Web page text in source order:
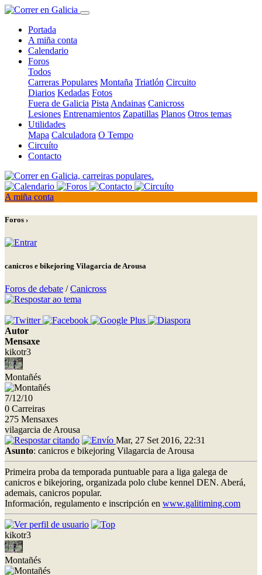
Portada
A miña conta
Calendario
Foros
Todos
Carreras Populares Montaña Triatlón Circuito
Diarios Kedadas Fotos
Fuera de Galicia Pista Andainas Canicross
Lesiones Entrenamientos Zapatillas Planos Otros temas
Utilidades
Mapa Calculadora O Tempo
Circuíto
Contacto
A miña conta
Foros ›
canicros e bikejoring Vilagarcia de Arousa
Foros de debate /Canicross
Autor
Mensaxe
kikotr3
Montañés
7/12/10
0 Carreiras
275 Mensaxes
vilagarcia de Arousa
Mar, 27 Set 2016, 22:31
Asunto: canicros e bikejoring Vilagarcia de Arousa
Primeira proba da temporada puntuable para a liga galega de
canicros e bikejoring, organizada polo clube kennel DEN. Aberá,
ademais, canicros popular.
Información, regulamento e inscripción en www.galitiming.com
kikotr3
Montañés